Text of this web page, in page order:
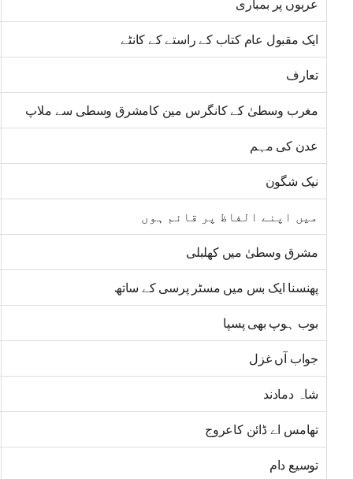
عربوں پر بمباری
ایک مقبول عام کتاب کے راستے کے کانٹے
تعارف
مغرب وسطیٰ کے کانگرس مین کامشرق وسطی سے ملاپ
عدن کی مہم
نیک شگون
میں اپنے الفاظ پر قائم ہوں
مشرق وسطیٰ میں کھلبلی
پھنسنا ایک بس میں مسٹر پرسی کے ساتھ
بوب ہوپ بھی پسپا
جواب آں غزل
شاہ دمادند
تھامس اے ڈائن کاعروج
توسیع دام